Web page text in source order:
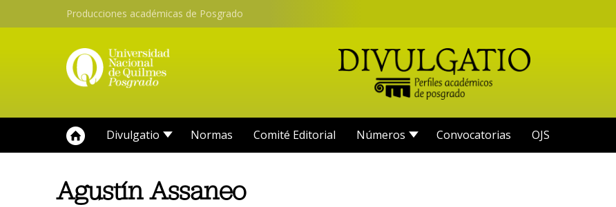
Producciones académicas de Posgrado
Divulgatio Normas Comité Editorial Números Convocatorias OJS
Agustín Assaneo